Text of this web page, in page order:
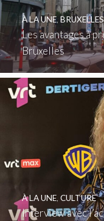
Les avantages à
Bruxelles
À LA UNE, BRUXELLES
Interview avec
À LA UNE, CULTURE